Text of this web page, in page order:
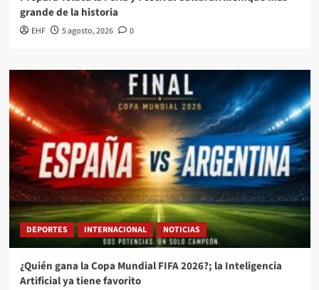
grande de la historia
EHF 5 agosto, 2026 0
DEPORTES INTERNACIONAL NOTICIAS
¿Quién gana la Copa Mundial FIFA 2026?; la Inteligencia
Artificial ya tiene favorito